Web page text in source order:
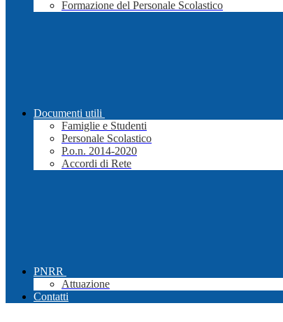
Formazione del Personale Scolastico
Documenti utili
Famiglie e Studenti
Personale Scolastico
P.o.n. 2014-2020
Accordi di Rete
PNRR
Attuazione
Contatti